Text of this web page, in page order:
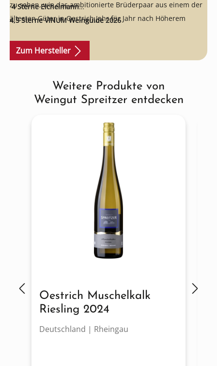
zu sehen, wie das ambitionierte Brüderpaar aus einem der
ältesten Güter in Oestrich Jahr für Jahr nach Höherem
4 Sterne Eichelmann
4,5 Sterne VINUM Weinguide 2026
Zum Hersteller
Produktgalerie überspringen
Weitere Produkte von
Weingut Spreitzer entdecken
Oestrich Muschelkalk
Riesling 2024
Deutschland | Rheingau